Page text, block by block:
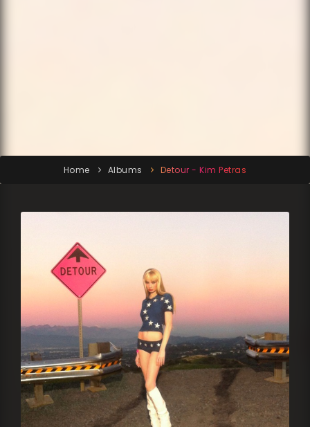
Home Albums Detour - Kim Petras